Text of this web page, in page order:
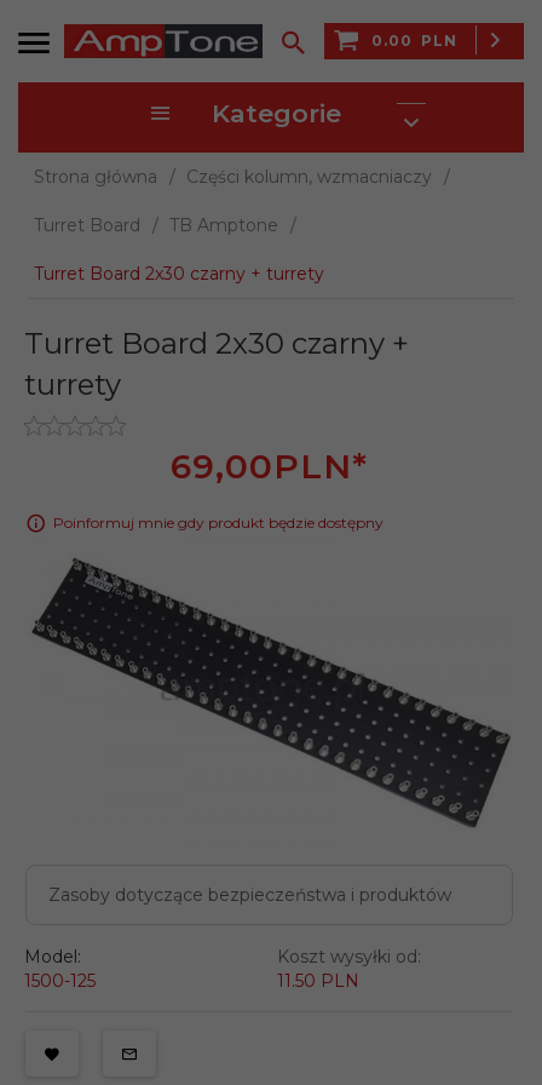
0.00 PLN
Kategorie
Strona główna Części kolumn, wzmacniaczy
Turret Board TB Amptone
Turret Board 2x30 czarny + turrety
Zasoby dotyczące bezpieczeństwa i produktów
Turret Board 2x30 czarny +
turrety
69,00PLN*
Poinformuj mnie gdy produkt będzie dostępny
Model:
1500-125
Koszt wysyłki od:
11.50 PLN